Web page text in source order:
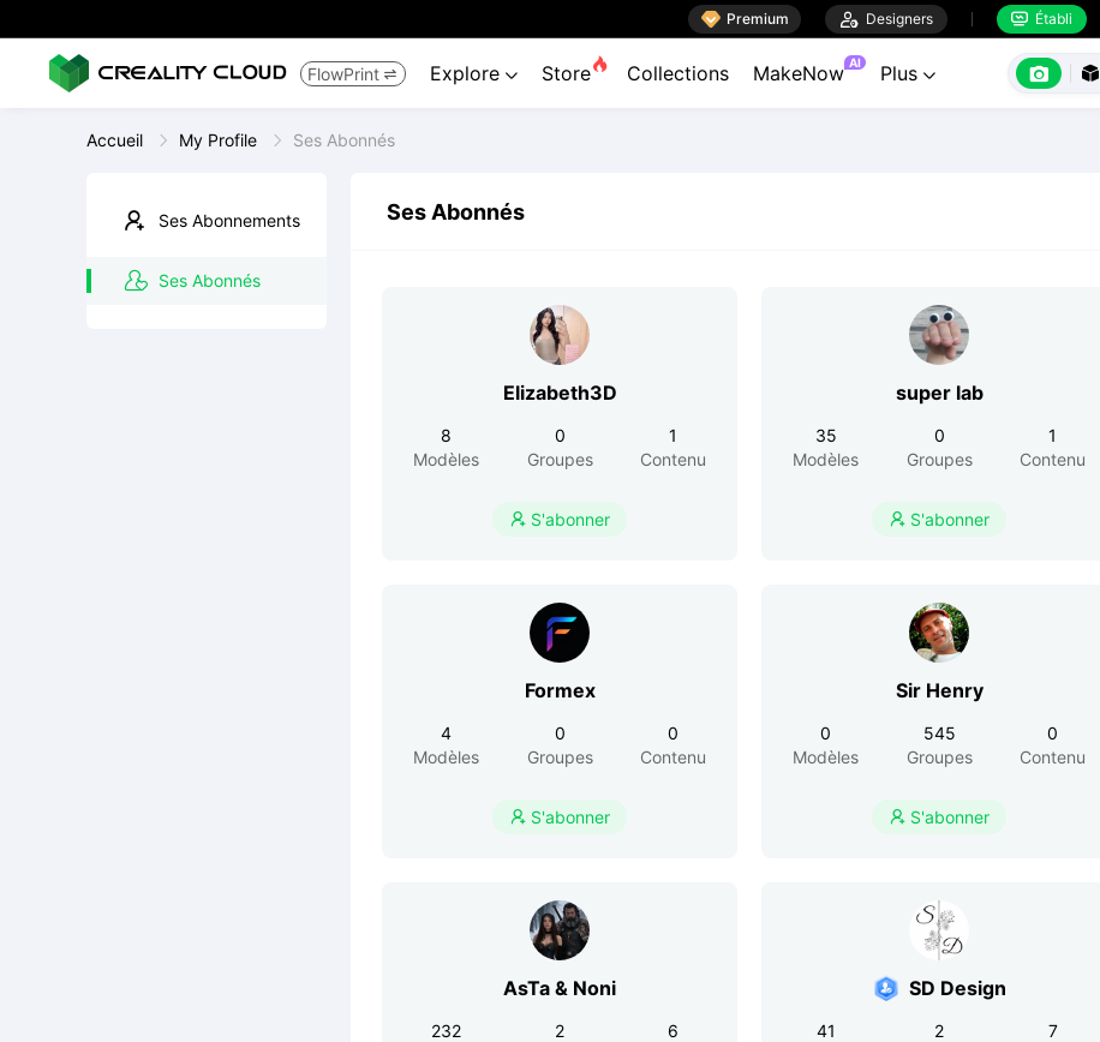
 Premium  Designers  Établi
FlowPrint  Explore  Store Collections MakeNow AI Plus   
Accueil My Profile Ses Abonnés
Ses Abonnements
Ses Abonnés
Ses Abonnés
Elizabeth3D
8
Modèles
0
Groupes
1
Contenu
 S'abonner
super lab
35
Modèles
0
Groupes
1
Contenu
 S'abonner
Formex
4
Modèles
0
Groupes
0
Contenu
 S'abonner
Sir Henry
0
Modèles
545
Groupes
0
Contenu
 S'abonner
AsTa & Noni
232
2
6
SD Design
41
2
7